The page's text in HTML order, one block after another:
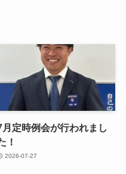
月定時例会が行われまし
！
2026-07-27